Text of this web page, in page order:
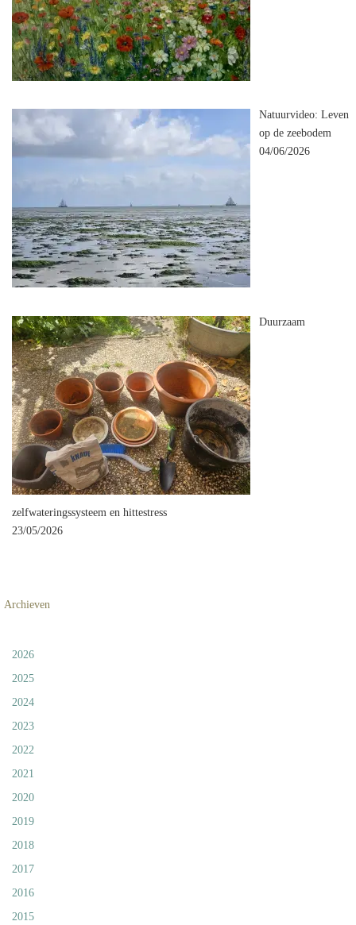
Natuurvideo: Leven
op de zeebodem
04/06/2026
Duurzaam
zelfwateringssysteem en hittestress
23/05/2026
Archieven
2026
2025
2024
2023
2022
2021
2020
2019
2018
2017
2016
2015